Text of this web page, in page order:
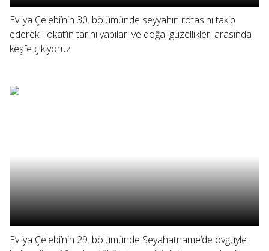
Evliya Çelebi’nin 30. bölümünde seyyahın rotasını takip
ederek Tokat’ın tarihi yapıları ve doğal güzellikleri arasında
keşfe çıkıyoruz.
Evliya Çelebi’nin 29. bölümünde Seyahatname’de övgüyle